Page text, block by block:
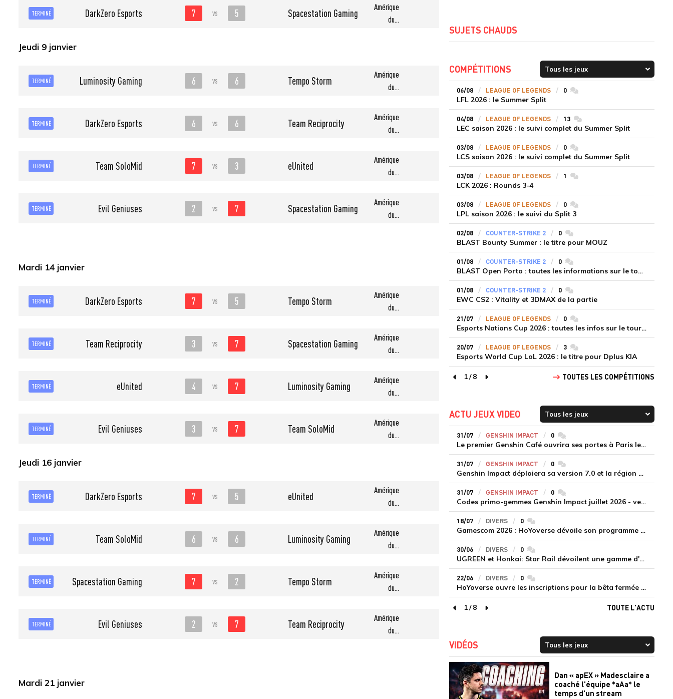
TERMINÉ DarkZero Esports 7 vs 5 Spacestation Gaming
Amérique
du...
Jeudi 9 janvier
TERMINÉ Luminosity Gaming 6 vs 6 Tempo Storm
Amérique
du...
TERMINÉ DarkZero Esports 6 vs 6 Team Reciprocity
Amérique
du...
TERMINÉ Team SoloMid 7 vs 3 eUnited
Amérique
du...
TERMINÉ Evil Geniuses 2 vs 7 Spacestation Gaming
Amérique
du...
Mardi 14 janvier
TERMINÉ DarkZero Esports 7 vs 5 Tempo Storm
Amérique
du...
TERMINÉ Team Reciprocity 3 vs 7 Spacestation Gaming
Amérique
du...
TERMINÉ eUnited 4 vs 7 Luminosity Gaming
Amérique
du...
TERMINÉ Evil Geniuses 3 vs 7 Team SoloMid
Amérique
du...
Jeudi 16 janvier
TERMINÉ DarkZero Esports 7 vs 5 eUnited
Amérique
du...
TERMINÉ Team SoloMid 6 vs 6 Luminosity Gaming
Amérique
du...
TERMINÉ Spacestation Gaming 7 vs 2 Tempo Storm
Amérique
du...
TERMINÉ Evil Geniuses 2 vs 7 Team Reciprocity
Amérique
du...
Mardi 21 janvier
SUJETS CHAUDS
COMPÉTITIONS
06/08 LEAGUE OF LEGENDS 0commentaires
LFL 2026 : le Summer Split
04/08 LEAGUE OF LEGENDS 13commentaires
LEC saison 2026 : le suivi complet du Summer Split
03/08 LEAGUE OF LEGENDS 0commentaires
LCS saison 2026 : le suivi complet du Summer Split
03/08 LEAGUE OF LEGENDS 1 commentaires
LCK 2026 : Rounds 3-4
03/08 LEAGUE OF LEGENDS 0commentaires
LPL saison 2026 : le suivi du Split 3
02/08 COUNTER-STRIKE 2 0commentaires
BLAST Bounty Summer : le titre pour MOUZ
01/08 COUNTER-STRIKE 2 0commentaires
BLAST Open Porto : toutes les informations sur le tournoi
01/08 COUNTER-STRIKE 2 0commentaires
EWC CS2 : Vitality et 3DMAX de la partie
21/07 LEAGUE OF LEGENDS 0commentaires
Esports Nations Cup 2026 : toutes les infos sur le tournoi
20/07 LEAGUE OF LEGENDS 3commentaires
Esports World Cup LoL 2026 : le titre pour Dplus KIA
page précédente
1/8
page suivante
TOUTES LES COMPÉTITIONS
ACTU JEUX VIDEO
31/07 GENSHIN IMPACT 0commentaires
Le premier Genshin Café ouvrira ses portes à Paris le 14 août
31/07 GENSHIN IMPACT 0commentaires
Genshin Impact déploiera sa version 7.0 et la région de Snezhnaya le 12 août
31/07 GENSHIN IMPACT 0commentaires
Codes primo-gemmes Genshin Impact juillet 2026 - version 7.0
18/07 DIVERS 0commentaires
Gamescom 2026 : HoYoverse dévoile son programme et présente deux nouveaux jeux inédits
30/06 DIVERS 0commentaires
UGREEN et Honkai: Star Rail dévoilent une gamme d'accessoires de recharge en édition limitée
22/06 DIVERS 0commentaires
HoYoverse ouvre les inscriptions pour la bêta fermée de Honkai : Nexus Anima
page précédente
1/8
page suivante
TOUTE L'ACTU
VIDÉOS
Dan « apEX » Madesclaire a
coaché l'équipe *aAa* le
temps d'un stream